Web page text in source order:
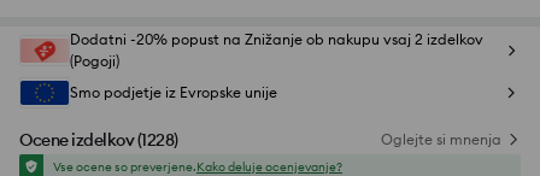
Dodatni -20% popust na Znižanje ob nakupu vsaj 2 izdelkov
(Pogoji)
Smo podjetje iz Evropske unije
Ocene izdelkov(1228) Oglejte si mnenja
Vse ocene so preverjene.Kako deluje ocenjevanje?